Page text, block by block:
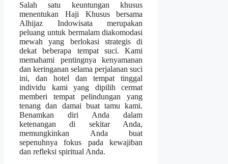
Salah satu keuntungan khusus
menentukan Haji Khusus bersama
Alhijaz Indowisata merupakan
peluang untuk bermalam diakomodasi
mewah yang berlokasi strategis di
dekat beberapa tempat suci. Kami
memahami pentingnya kenyamanan
dan keringanan selama perjalanan suci
ini, dan hotel dan tempat tinggal
individu kami yang dipilih cermat
memberi tempat pelindungan yang
tenang dan damai buat tamu kami.
Benamkan diri Anda dalam
ketenangan di sekitar Anda,
memungkinkan Anda buat
sepenuhnya fokus pada kewajiban
dan refleksi spiritual Anda.